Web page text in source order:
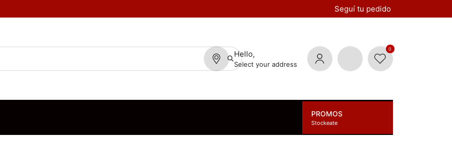
Seguí tu pedido
Hello,
Select your address
0
PROMOS
Stockeate